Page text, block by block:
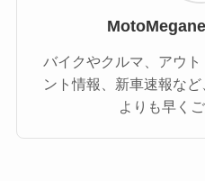
バイクやクルマ、アウ
ント情報、新車速報な
よりも早く